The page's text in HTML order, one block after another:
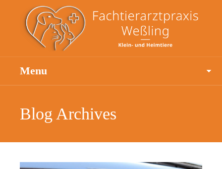
Menu
Blog Archives